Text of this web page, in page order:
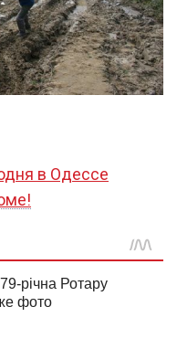
в Одессе